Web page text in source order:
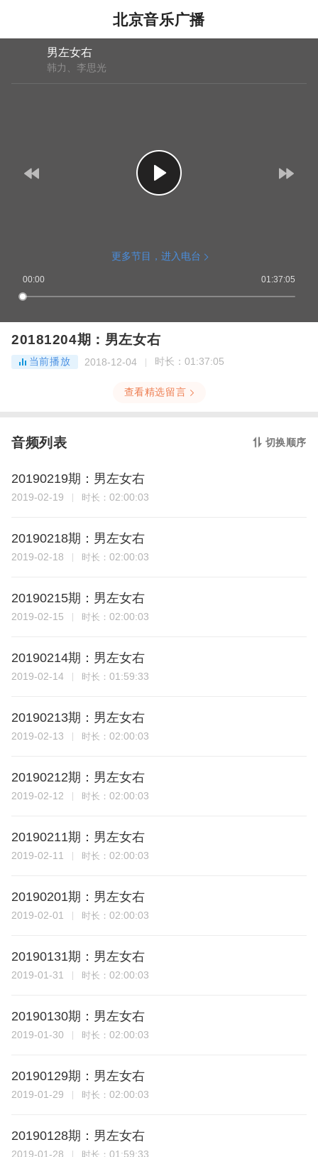
北京音乐广播
男左女右
韩力、李思光
更多节目，进入电台
00:00 01:37:05
20181204期：男左女右
当前播放 2018-12-04 时长： 01:37:05
查看精选留言
音频列表 切换顺序
20190219期：男左女右
2019-02-19 时长： 02:00:03
20190218期：男左女右
2019-02-18 时长： 02:00:03
20190215期：男左女右
2019-02-15 时长： 02:00:03
20190214期：男左女右
2019-02-14 时长： 01:59:33
20190213期：男左女右
2019-02-13 时长： 02:00:03
20190212期：男左女右
2019-02-12 时长： 02:00:03
20190211期：男左女右
2019-02-11 时长： 02:00:03
20190201期：男左女右
2019-02-01 时长： 02:00:03
20190131期：男左女右
2019-01-31 时长： 02:00:03
20190130期：男左女右
2019-01-30 时长： 02:00:03
20190129期：男左女右
2019-01-29 时长： 02:00:03
20190128期：男左女右
2019-01-28 时长： 01:59:33